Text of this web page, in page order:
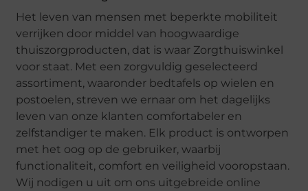
Het leven van mensen met beperkte mobiliteit
verrijken door middel van hoogwaardige
thuiszorgproducten, dat is waar Zorgthuiswinkel
voor staat. Met een zorgvuldig geselecteerd
assortiment, waaronder bedtafels op wielen en
postoelen, streven we ernaar om het dagelijks
leven van onze klanten comfortabeler en
zelfstandiger te maken. Elk product is ontworpen
met het oog op de gebruiker, waarbij
functionaliteit, comfort en veiligheid vooropstaan.
Wij nodigen u uit om ons uitgebreide online